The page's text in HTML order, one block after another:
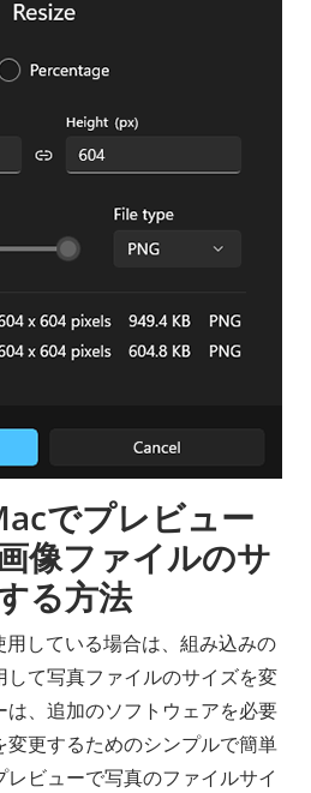
でプレビュー
像ファイルのサ
る方法
している場合は、組み込みの
て写真ファイルのサイズを変
、追加のソフトウェアを必要
変更するためのシンプルで簡単
ビューで写真のファイルサイ